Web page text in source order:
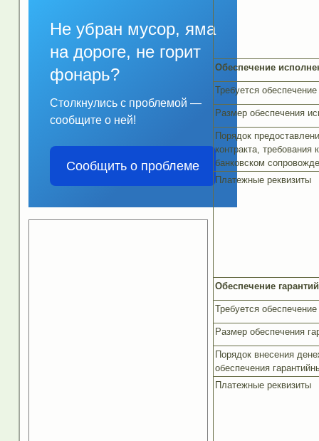
Не убран мусор, яма
на дороге, не горит
фонарь?
Столкнулись с проблемой —
сообщите о ней!
Сообщить о проблеме
Обеспечение
Требуется
Размер обеспечения
Порядок
контракта,
банковском
Платежные реквизиты
Обеспечение
Требуется
Размер обеспечения
Порядок внесения
обеспечения
Платежные реквизиты